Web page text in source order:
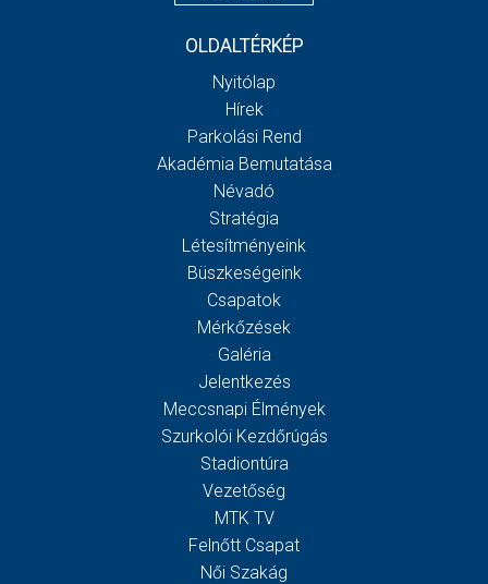
OLDALTÉRKÉP
Nyitólap
Hírek
Parkolási Rend
Akadémia Bemutatása
Névadó
Stratégia
Létesítményeink
Büszkeségeink
Csapatok
Mérkőzések
Galéria
Jelentkezés
Meccsnapi Élmények
Szurkolói Kezdőrúgás
Stadiontúra
Vezetőség
MTK TV
Felnőtt Csapat
Női Szakág